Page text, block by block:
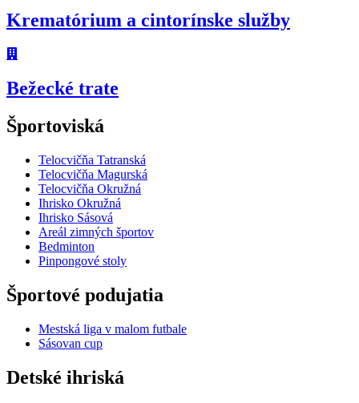
Krematórium a cintorínske služby
Bežecké trate
Športoviská
Telocvičňa Tatranská
Telocvičňa Magurská
Telocvičňa Okružná
Ihrisko Okružná
Ihrisko Sásová
Areál zimných športov
Bedminton
Pinpongové stoly
Športové podujatia
Mestská liga v malom futbale
Sásovan cup
Detské ihriská